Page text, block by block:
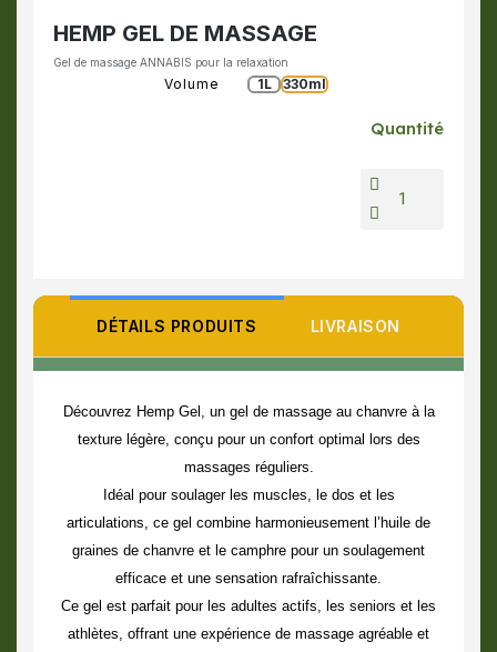
HEMP GEL DE MASSAGE
Gel de massage ANNABIS pour la relaxation
Volume 1L 330ml
Quantité
DÉTAILS PRODUITS LIVRAISON
Découvrez Hemp Gel , un gel de massage au chanvre à la
texture légère, conçu pour un confort optimal lors des
massages réguliers.
Idéal pour soulager les muscles, le dos et les
articulations, ce gel combine harmonieusement l’ huile de
graines de chanvre et le camphre pour un soulagement
efficace et une sensation rafraîchissante.
Ce gel est parfait pour les adultes actifs, les seniors et les
athlètes, offrant une expérience de massage agréable et